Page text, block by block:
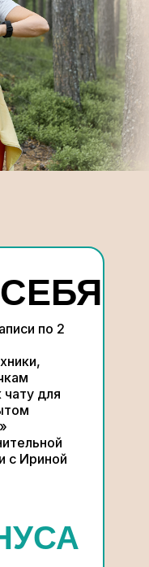
по 2
для
с Ириной